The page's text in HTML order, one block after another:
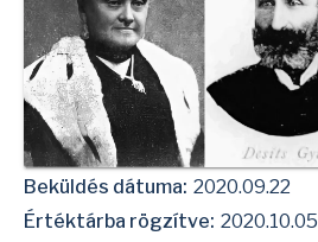
Beküldés dátuma: 2020.09.22
Értéktárba rögzítve: 2020.10.05